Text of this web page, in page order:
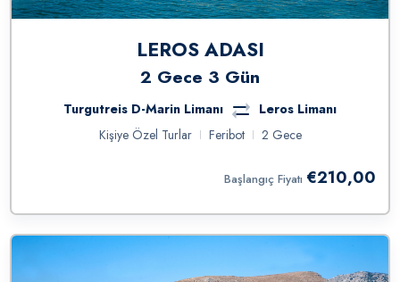
LEROS ADASI
2 Gece 3 Gün
Turgutreis D-Marin Limanı
Leros Limanı
Kişiye Özel Turlar
Feribot 2 Gece
Başlangıç Fiyatı €210,00